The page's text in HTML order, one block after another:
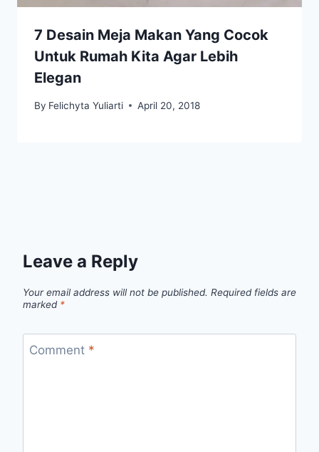
7 Desain Meja Makan Yang Cocok
Untuk Rumah Kita Agar Lebih
Elegan
By Felichyta Yuliarti April 20, 2018
Leave a Reply
Your email address will not be published. Required fields are
marked *
Comment *